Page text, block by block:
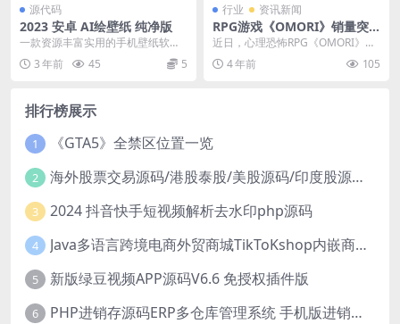
源代码
2023 安卓 AI绘壁纸 纯净版
一款资源丰富实用的手机壁纸软
件。软件功能强大丰富拥有全网的
火爆热点壁纸，各种类型...
3 年前 45 5
行业 资讯新闻
RPG游戏《OMORI》销量突
破百万 Steam评价好评如潮
近日，心理恐怖RPG《OMORI》宣
布销量突破百万，并公布了贺图来
感谢玩家的支持...
4 年前 105
排行榜展示
1 《GTA5》全禁区位置一览
2 海外股票交易源码/港股泰股/美股源码/印度股源码/马拉西亚股票源码/国际股票配资
3 2024 抖音快手短视频解析去水印php源码
4 Java多语言跨境电商外贸商城TikToKshop内嵌商城I商家入驻I一键铺
5 新版绿豆视频APP源码V6.6 免授权插件版
6 PHP进销存源码ERP多仓库管理系统 手机版进销存 php网络版进销存小程序